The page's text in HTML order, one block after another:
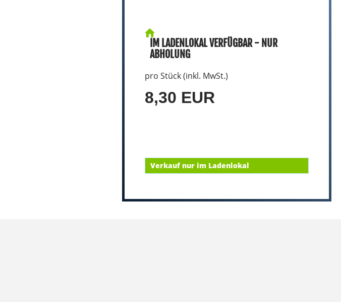
IM LADENLOKAL VERFÜGBAR - NUR
ABHOLUNG
pro Stück (inkl. MwSt.)
8,30 EUR
Verkauf nur im Ladenlokal